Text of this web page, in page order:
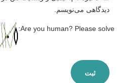
دیدگاهی می‌نویسم.
Are you human? Please solve: